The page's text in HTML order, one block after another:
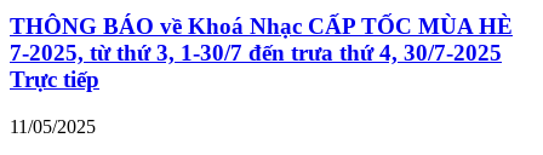
THÔNG BÁO về Khoá Nhạc CẤP TỐC MÙA HÈ
7-2025, từ thứ 3, 1-30/7 đến trưa thứ 4, 30/7-2025
Trực tiếp
11/05/2025